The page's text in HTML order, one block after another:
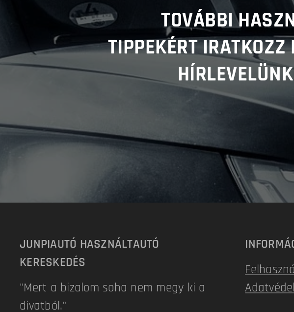
TOVÁBBI
TIPPEKÉRT IRATKOZZ
JUNPIAUTÓ HASZNÁLTAUTÓ
KERESKEDÉS
"Mert a bizalom soha nem megy ki a
divatból."